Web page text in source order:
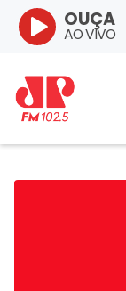
OUÇA
AO VIVO